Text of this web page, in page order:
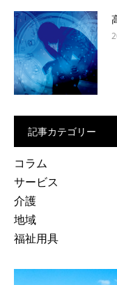
記事カテゴリー
コラム
サービス
介護
地域
福祉用具